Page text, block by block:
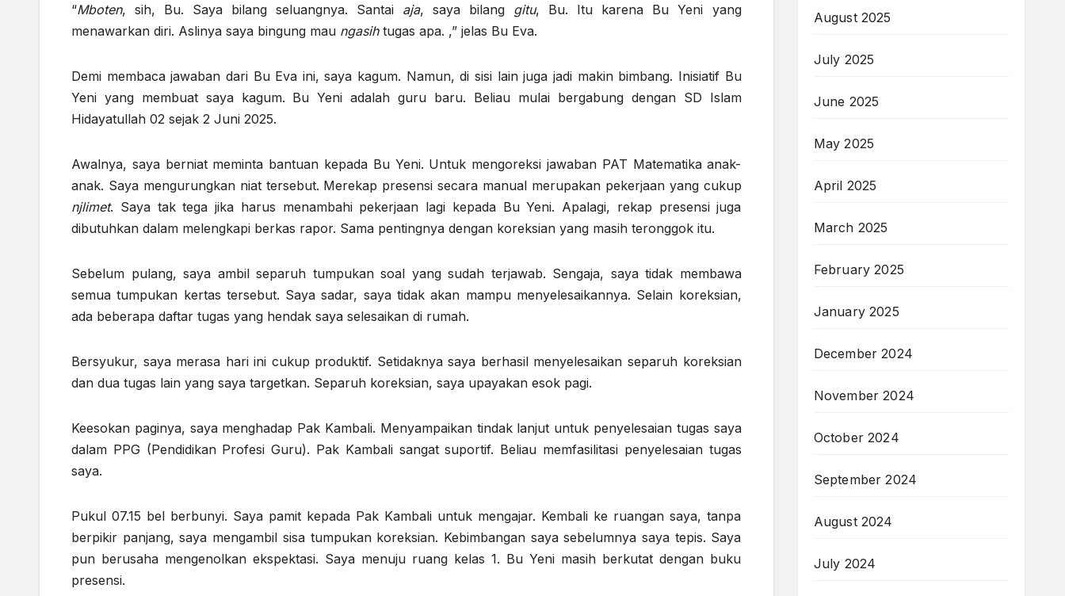
“Mboten, sih, Bu. Saya bilang seluangnya. Santai aja, saya bilang gitu, Bu. Itu karena Bu Yeni yang
menawarkan diri. Aslinya saya bingung mau ngasihtugas apa. ,” jelas Bu Eva.
Demi membaca jawaban dari Bu Eva ini, saya kagum. Namun, di sisi lain juga jadi makin bimbang. Inisiatif Bu
Yeni yang membuat saya kagum. Bu Yeni adalah guru baru. Beliau mulai bergabung dengan SD Islam
Hidayatullah 02 sejak 2 Juni 2025.
Awalnya, saya berniat meminta bantuan kepada Bu Yeni. Untuk mengoreksi jawaban PAT Matematika anak-
anak. Saya mengurungkan niat tersebut. Merekap presensi secara manual merupakan pekerjaan yang cukup
njlimet. Saya tak tega jika harus menambahi pekerjaan lagi kepada Bu Yeni. Apalagi, rekap presensi juga
dibutuhkan dalam melengkapi berkas rapor. Sama pentingnya dengan koreksian yang masih teronggok itu.
Sebelum pulang, saya ambil separuh tumpukan soal yang sudah terjawab. Sengaja, saya tidak membawa
semua tumpukan kertas tersebut. Saya sadar, saya tidak akan mampu menyelesaikannya. Selain koreksian,
ada beberapa daftar tugas yang hendak saya selesaikan di rumah.
Bersyukur, saya merasa hari ini cukup produktif. Setidaknya saya berhasil menyelesaikan separuh koreksian
dan dua tugas lain yang saya targetkan. Separuh koreksian, saya upayakan esok pagi.
Keesokan paginya, saya menghadap Pak Kambali. Menyampaikan tindak lanjut untuk penyelesaian tugas saya
dalam PPG (Pendidikan Profesi Guru). Pak Kambali sangat suportif. Beliau memfasilitasi penyelesaian tugas
saya.
Pukul 07.15 bel berbunyi. Saya pamit kepada Pak Kambali untuk mengajar. Kembali ke ruangan saya, tanpa
berpikir panjang, saya mengambil sisa tumpukan koreksian. Kebimbangan saya sebelumnya saya tepis. Saya
pun berusaha mengenolkan ekspektasi. Saya menuju ruang kelas 1. Bu Yeni masih berkutat dengan buku
presensi.
August 2025
July 2025
June 2025
May 2025
April 2025
March 2025
February 2025
January 2025
December 2024
November 2024
October 2024
September 2024
August 2024
July 2024